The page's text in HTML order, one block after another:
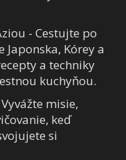
- Cestujte po
Kórey a
a techniky
kuchyňou.
misie,
keď
si